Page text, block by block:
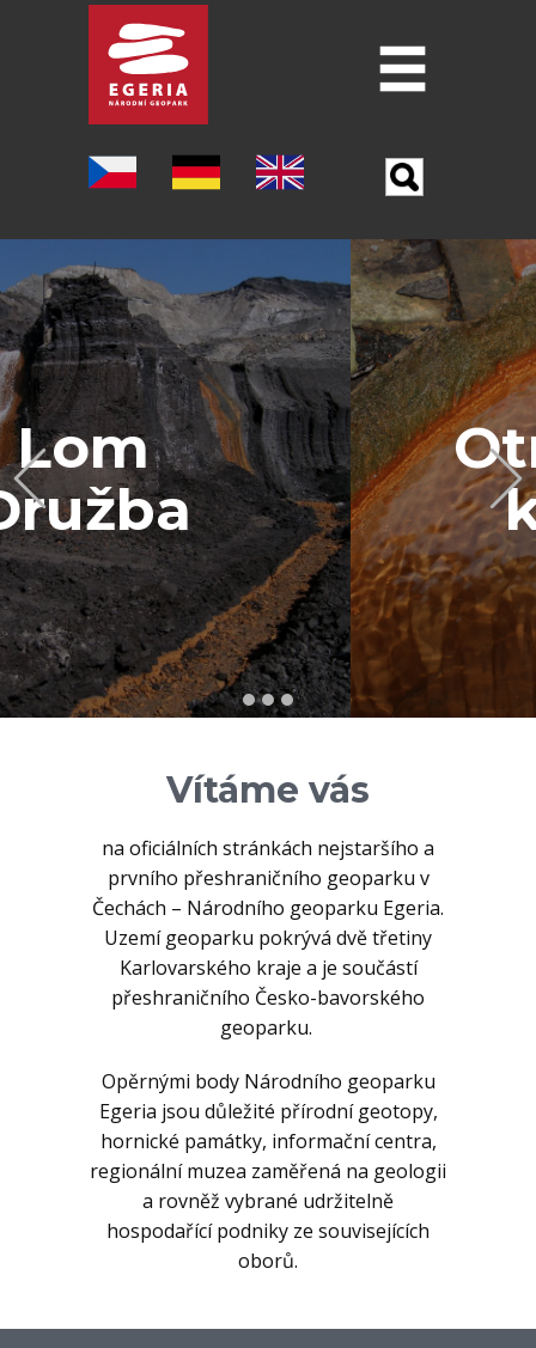
O GEOPARKU
LOKALITY
MUZEA
PO STOPÁCH J. W. GOETHA
OSTATNÍ TURISTICKÉ CÍLE
VĚDA A VÝZKUM
KE STAŽENÍ
AKTUALITY
Otročínská
kyselka
Previous
Vítáme vás
na oficiálních stránkách nejstaršího a
prvního přeshraničního geoparku v
Čechách – Národního geoparku Egeria.
Uzemí geoparku pokrývá dvě třetiny
Karlovarského kraje a je součástí
přeshraničního Česko-bavorského
geoparku.
Opěrnými body Národního geoparku
Egeria jsou důležité přírodní geotopy,
hornické památky, informační centra,
regionální muzea zaměřená na geologii
a rovněž vybrané udržitelně
hospodařící podniky ze souvisejících
oborů.